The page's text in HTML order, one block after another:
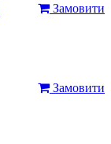
Замовити
Замовити